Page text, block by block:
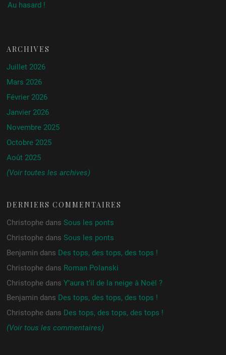
Au hasard !
ARCHIVES
Juillet 2026
Mars 2026
Février 2026
Janvier 2026
Novembre 2025
Octobre 2025
Août 2025
(Voir toutes les archives)
DERNIERS COMMENTAIRES
Christophe dans Sous les ponts
Christophe dans Sous les ponts
Benjamin dans Des tops, des tops, des tops !
Christophe dans Roman Polanski
Christophe dans Y’aura t’il de la neige à Noël ?
Benjamin dans Des tops, des tops, des tops !
Christophe dans Des tops, des tops, des tops !
(Voir tous les commentaires)